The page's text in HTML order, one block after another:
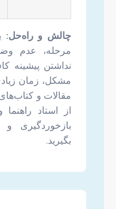
چالش و راه‌حل:
مرحله، عدم
نداشتن پیشینه
مشکل، زمان
مقالات و
از استاد
بازخوردگیری
بگیرید.